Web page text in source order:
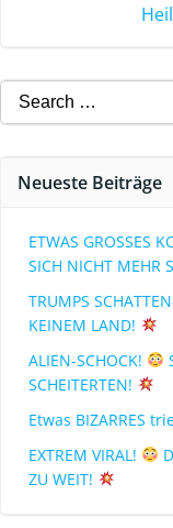
Neueste Beiträge
ETWAS GROSSES
SICH NICHT MEHR
TRUMPS
KEINEM LAND!
ALIEN-SCHOCK!
SCHEITERTEN!
Etwas BIZARRES
EXTREM VIRAL!
ZU WEIT!